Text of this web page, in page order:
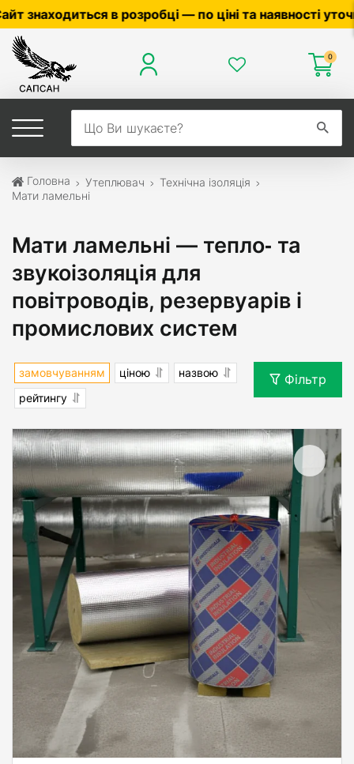
уточнюйте у менеджера ☎0503056010,
0
Головна Утеплювач
Технічна ізоляція
Мати ламельні
Мати ламельні — тепло‑ та
звукоізоляція для
повітроводів, резервуарів і
промислових систем
замовчуванням ціною
назвою
рейтингу
Фільтр